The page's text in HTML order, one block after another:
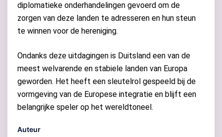
diplomatieke onderhandelingen gevoerd om de
zorgen van deze landen te adresseren en hun steun
te winnen voor de hereniging.
Ondanks deze uitdagingen is Duitsland een van de
meest welvarende en stabiele landen van Europa
geworden. Het heeft een sleutelrol gespeeld bij de
vormgeving van de Europese integratie en blijft een
belangrijke speler op het wereldtoneel.
Auteur